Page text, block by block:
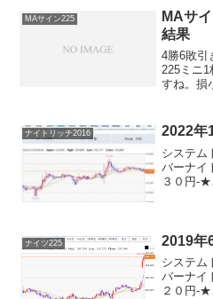
しばし固
MAサイン225
MAサ
結果
4勝6敗引
225ミニ
すね。損
も勝てれ
と勝って
ナイトリッチ2016 2022年
システム
バーナイ
３０円-
2017...
ナイツ225 2019年
システム
バーナイ
２０円-